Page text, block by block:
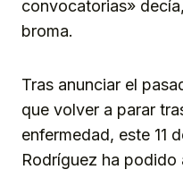
convocatorias»
broma.
Tras anunciar el
que volver a parar
enfermedad, este 11
Rodríguez ha podido